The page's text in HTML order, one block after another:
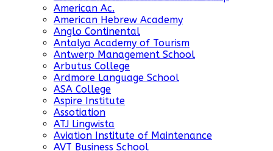
American Ac.
American Hebrew Academy
Anglo Continental
Antalya Academy of Tourism
Antwerp Management School
Arbutus College
Ardmore Language School
ASA College
Aspire Institute
Assotiation
ATJ Lingwista
Aviation Institute of Maintenance
AVT Business School